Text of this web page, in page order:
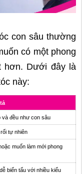
con sâu thường
có một phong
hơn. Dưới đây là
này:
và đều như con sâu
tự nhiên
muốn làm mới phong
biến tấu với nhiều kiểu